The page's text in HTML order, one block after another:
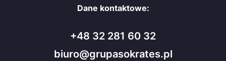
Dane kontaktowe:
+48 32 281 60 32
biuro@grupasokrates.pl